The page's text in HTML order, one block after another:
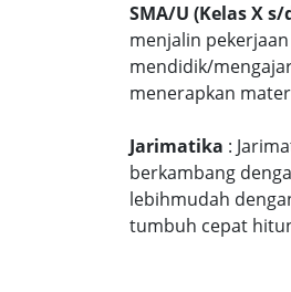
SMA/U (Kelas X s/
menjalin
mendidik/
menerapkan
Jarimatika :
berkambang
lebihmudah
tumbuh cepat